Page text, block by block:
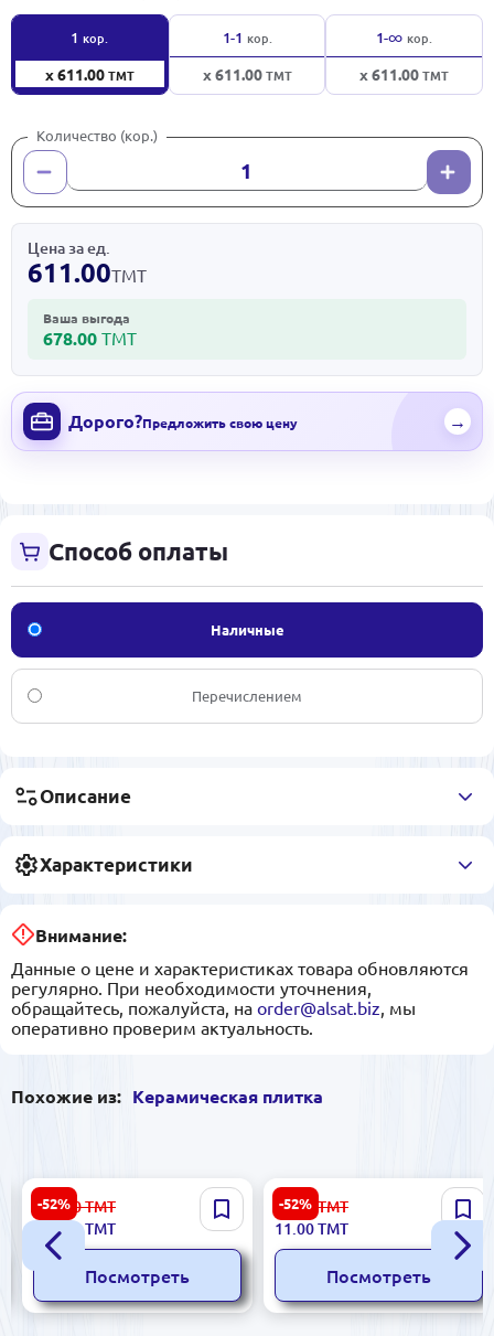
1 кор.
x 611.00ТМТ
1-1 кор.
x 611.00ТМТ
1-∞ кор.
x 611.00ТМТ
Количество (кор.)
Цена за ед.
611.00ТМТ
Ваша выгода
678.00 ТМТ
Дорого?Предложить свою цену →
Способ оплаты
Наличные
Перечислением
Описание
Характеристики
Внимание:
Данные о цене и характеристиках товара обновляются
регулярно. При необходимости уточнения,
обращайтесь, пожалуйста, на order@alsat.biz , мы
оперативно проверим актуальность.
Похожие из: Керамическая плитка
-52%
Elixir 5900499060132 |
Керамическая плитка
30x60 см Бежевый 3 шт.
223.00ТМТ
106.00ТМТ
Посмотреть
-52%
Sinfonia 8435020000009 |
Керамическая плитка 3x25
см с золотым акцентом
23.00 ТМТ
11.00ТМТ
Посмотреть